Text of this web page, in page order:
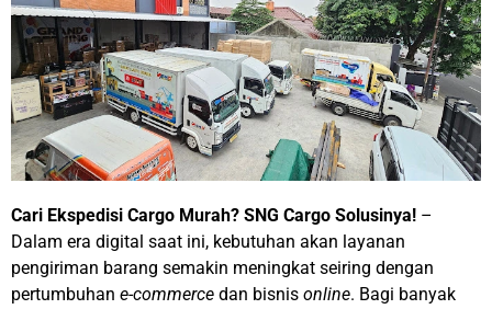
Cari Ekspedisi Cargo Murah? SNG Cargo Solusinya! –
Dalam era digital saat ini, kebutuhan akan layanan
pengiriman barang semakin meningkat seiring dengan
pertumbuhan e-commerce dan bisnis online. Bagi banyak